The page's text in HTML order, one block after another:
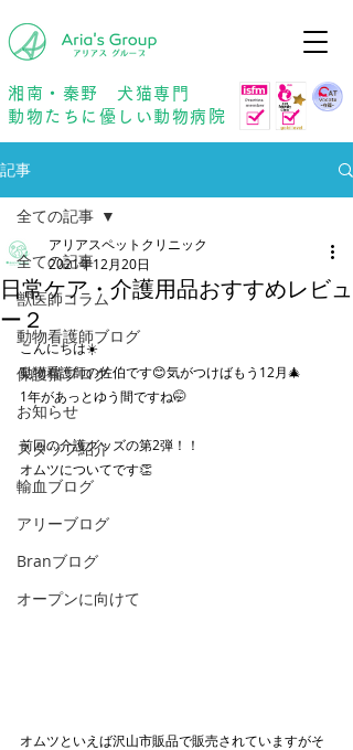
湘南・秦野 犬猫専門
動物たちに優しい動物病院
記事
全ての記事
獣医師コラム
動物看護師ブログ
保護猫ブログ
お知らせ
スタッフ紹介
輸血ブログ
アリーブログ
Branブログ
オープンに向けて
全ての記事
日常ケア・介護用品おすすめレビュ
ー２
アリアスペットクリニック
2021年12月20日
こんにちは☀️
動物看護師の佐伯です😊気がつけばもう12月🎄
1年があっとゆう間ですね🤭
前回の介護グッズの第2弾！！
オムツについてです👏
オムツといえば沢山市販品で販売されていますがそ